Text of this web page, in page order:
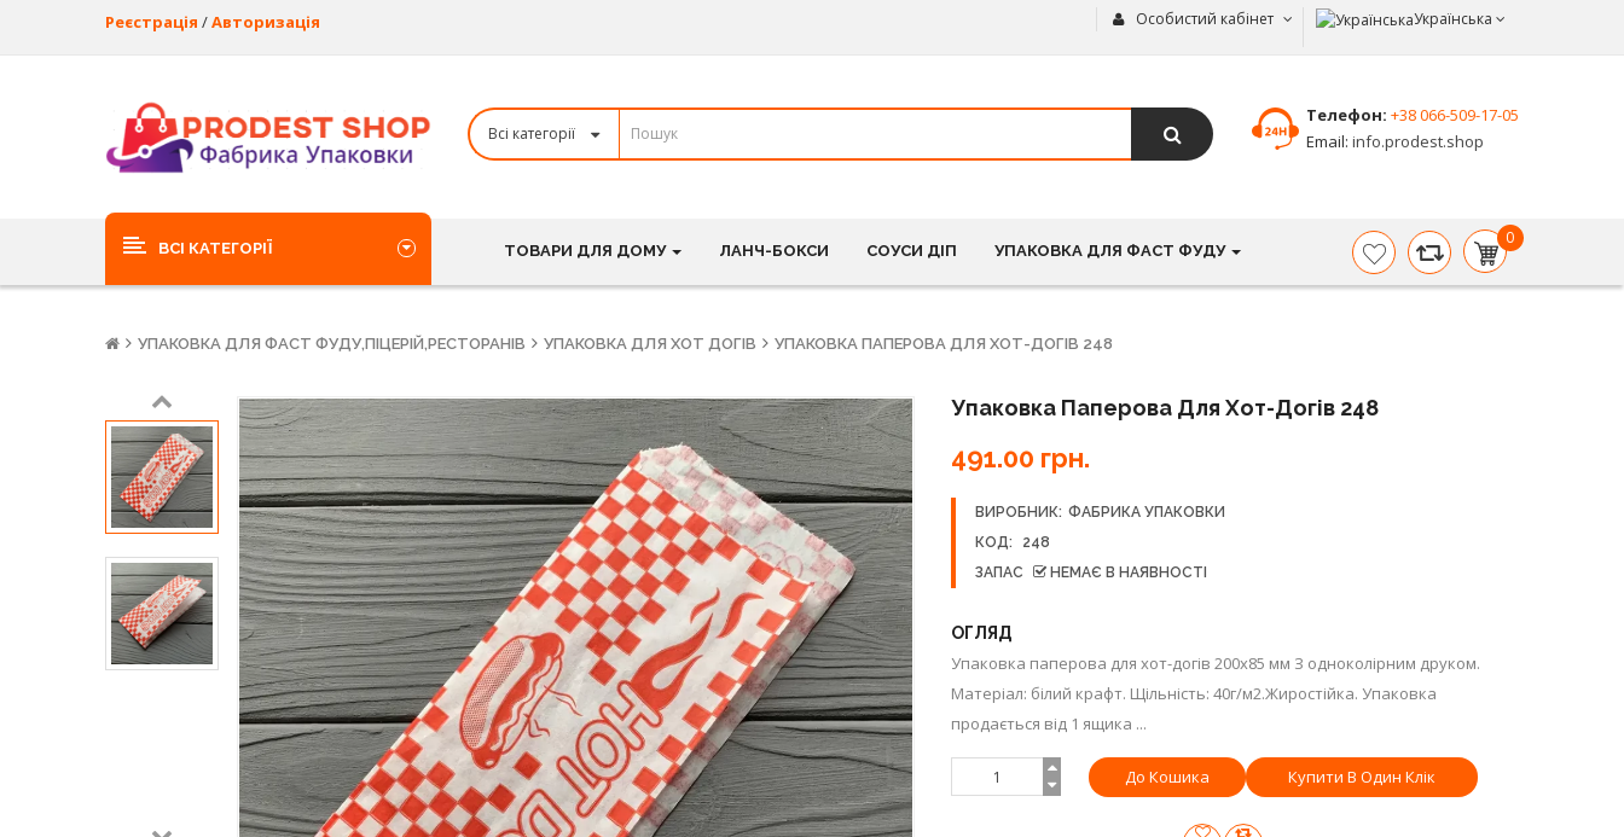
Реєстрація /Авторизація Особистий кабінет Українська
Телефон: +38 066-509-17-05
Email: info.prodest.shop
ВСІ КАТЕГОРІЇ ТОВАРИ ДЛЯ ДОМУ ЛАНЧ-БОКСИ СОУСИ ДІП УПАКОВКА ДЛЯ ФАСТ ФУДУ
0
item(s)
-
УПАКОВКА ДЛЯ ФАСТ ФУДУ,ПІЦЕРІЙ,РЕСТОРАНІВ УПАКОВКА ДЛЯ ХОТ ДОГІВ УПАКОВКА ПАПЕРОВА ДЛЯ ХОТ-ДОГІВ 248
Упаковка Паперова Для Хот-Догів 248
491.00 грн.
ВИРОБНИК: ФАБРИКА УПАКОВКИ
КОД:
248
ЗАПАС
НЕМАЄ В НАЯВНОСТІ
ОГЛЯД
Упаковка паперова для хот-догів 200х85 мм З одноколірним друком.
Матеріал: білий крафт. Щільність: 40г/м2.Жиростійка. Упаковка
продається від 1 ящика ...
Купити В Один Клік